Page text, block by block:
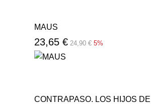
MAUS
23,65 € 24,90 € 5%
CONTRAPASO. LOS HIJOS DE